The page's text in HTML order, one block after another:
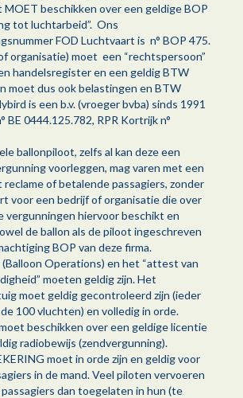
MOET beschikken over een geldige BOP
tot luchtarbeid”. Ons
FOD Luchtvaart is n° BOP 475.
organisatie) moet een “rechtspersoon”
handelsregister en een geldig BTW
moet dus ook belastingen en BTW
is een b.v. (vroeger bvba) sinds 1991
BE 0444.125.782, RPR Kortrijk n°
ballonpiloot, zelfs al kan deze een
voorleggen, mag varen met een
reclame of betalende passagiers, zonder
voor een bedrijf of organisatie die over
vergunningen hiervoor beschikt en
de ballon als de piloot ingeschreven
BOP van deze firma.
(Balloon Operations) en het “attest van
moeten geldig zijn. Het
moet geldig gecontroleerd zijn (ieder
100 vluchten) en volledig in orde.
beschikken over een geldige licentie
radiobewijs (zendvergunning).
moet in orde zijn en geldig voor
in de mand. Veel piloten vervoeren
dan toegelaten in hun (te